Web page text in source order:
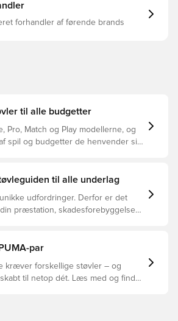
TF ydersål, hvilket gør den velegnet
såsom kunstgræs og
forhandler af førende brands
til alle budgetter
Pro, Match og Play modellerne, og
spil og budgetter de henvender sig
til alle underlag
udfordringer. Derfor er det
præstation, skadesforebyggelse
valg til de forskellige typer
par
kræver forskellige støvler – og
til netop dét. Læs med og find